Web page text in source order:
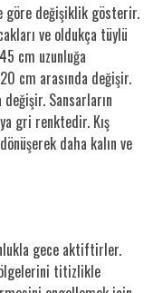
göre değişiklik gösterir.
ve oldukça tüylü
cm uzunluğa
cm arasında değişir.
Sansarların
gri renktedir. Kış
daha kalın ve
gece aktiftirler.
titizlikle